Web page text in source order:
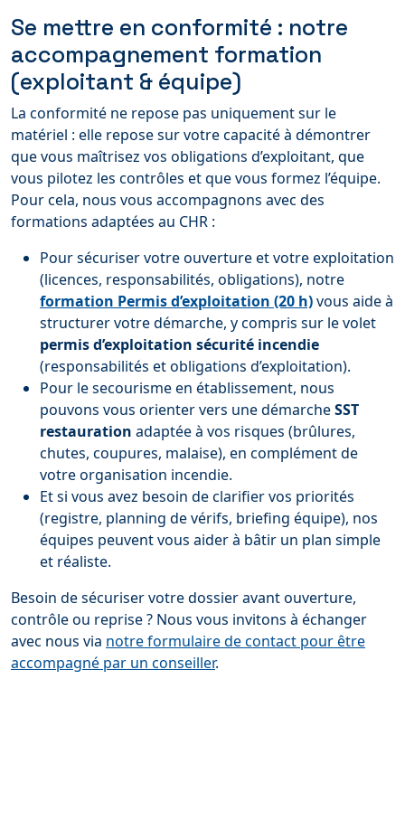
Se mettre en conformité : notre
accompagnement formation
(exploitant & équipe)
La conformité ne repose pas uniquement sur le
matériel : elle repose sur votre capacité à démontrer
que vous maîtrisez vos obligations d’exploitant, que
vous pilotez les contrôles et que vous formez l’équipe.
Pour cela, nous vous accompagnons avec des
formations adaptées au CHR :
Pour sécuriser votre ouverture et votre exploitation
(licences, responsabilités, obligations), notre
formation Permis d’exploitation (20 h)vous aide à
structurer votre démarche, y compris sur le volet
permis d’exploitation sécurité incendie
(responsabilités et obligations d’exploitation).
Pour le secourisme en établissement, nous
pouvons vous orienter vers une démarcheSST
restauration adaptée à vos risques (brûlures,
chutes, coupures, malaise), en complément de
votre organisation incendie.
Et si vous avez besoin de clarifier vos priorités
(registre, planning de vérifs, briefing équipe), nos
équipes peuvent vous aider à bâtir un plan simple
et réaliste.
Besoin de sécuriser votre dossier avant ouverture,
contrôle ou reprise ? Nous vous invitons à échanger
avec nous via notre formulaire de contact pour être
accompagné par un conseiller.